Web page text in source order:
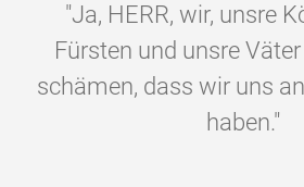
"Ja, HERR, wir, unsre
Fürsten und unsre
schämen, dass wir uns
haben."